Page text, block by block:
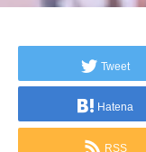
Tweet
Hatena
RSS